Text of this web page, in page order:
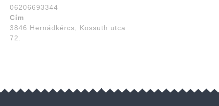
06206693344
Cím
3846 Hernádkércs, Kossuth utca
72.